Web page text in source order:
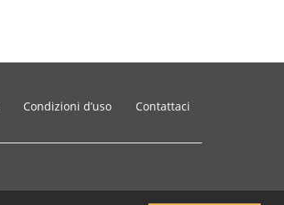
Condizioni d’uso Contattaci